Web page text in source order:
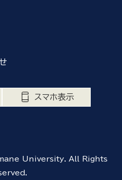
スマホ表示
University. All Rights